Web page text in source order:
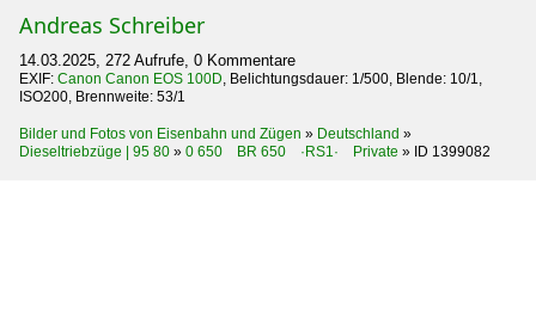
Andreas Schreiber
14.03.2025, 272 Aufrufe, 0 Kommentare
EXIF: Canon Canon EOS 100D, Belichtungsdauer: 1/500, Blende: 10/1,
ISO200, Brennweite: 53/1
Bilder und Fotos von Eisenbahn und Zügen » Deutschland »
Dieseltriebzüge | 95 80 » 0 650 BR 650 ·RS1· Private » ID 1399082